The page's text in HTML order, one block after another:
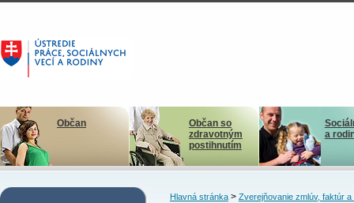
Občan
Občan so
zdravotným
postihnutím
a
Hlavná stránka> Zverejňovanie zmlúv, faktúr a